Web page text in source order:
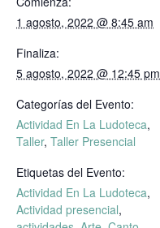
1 agosto, 2022 @ 8:45 am
Finaliza:
5 agosto, 2022 @ 12:45 pm
Categorías del Evento:
Actividad En La Ludoteca,
Taller, Taller Presencial
Etiquetas del Evento:
Actividad En La Ludoteca,
Actividad presencial,